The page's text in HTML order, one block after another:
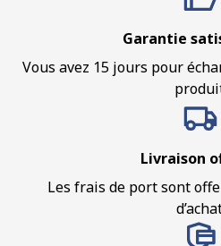
Garantie
Vous avez 15 jours pour
Livraison
Les frais de port sont